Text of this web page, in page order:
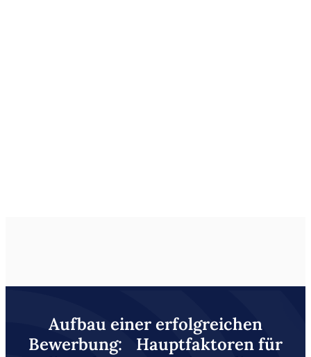
Aufbau einer erfolgreichen
Bewerbung: Hauptfaktoren für